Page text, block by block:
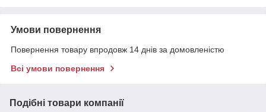
Умови повернення
Повернення товару впродовж 14 днів за домовленістю
Всі умови повернення
Подібні товари компанії